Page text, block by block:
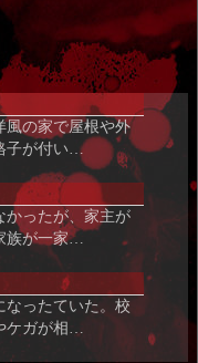
風の家で屋根や外
子が付い…
かったが、家主が
族が一家…
なったていた。校
ケガが相…